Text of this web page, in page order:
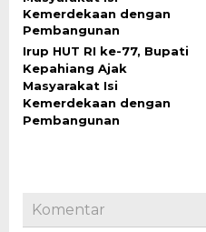
Irup HUT RI ke-77, Bupati
Kepahiang Ajak
Masyarakat Isi
Kemerdekaan dengan
Pembangunan
Komentar